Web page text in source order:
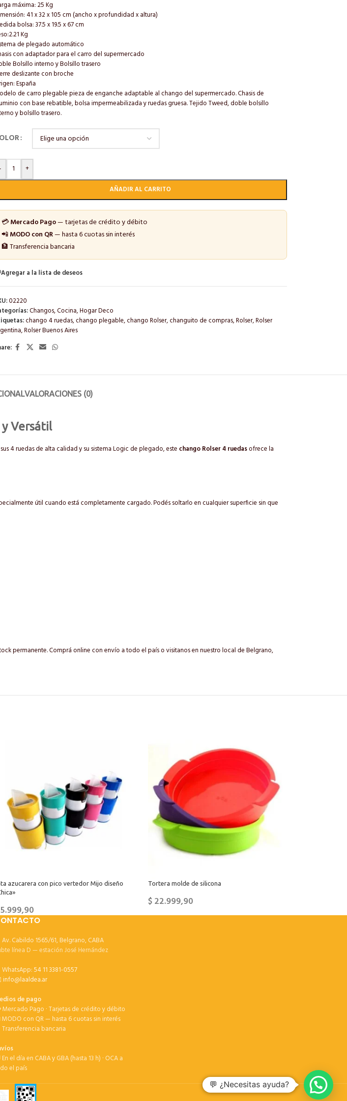
máxima: 25 Kg
41 x 32 x 105 cm (ancho x profundidad x altura)
bolsa: 37.5 x 19.5 x 67 cm
Kg
de plegado automático
con adaptador para el carro del supermercado
Bolsillo interno y Bolsillo trasero
deslizante con broche
España
de carro plegable pieza de enganche adaptable al chango del supermercado. Chasis de
con base rebatible, bolsa impermeabilizada y ruedas gruesa. Tejido Tweed, doble bolsillo
y bolsillo trasero.
+
AÑADIR AL CARRITO
💳Mercado Pago— tarjetas de crédito y débito
📲MODO con QR— hasta 6 cuotas sin interés
🏦 Transferencia bancaria
Agregar a la lista de deseos
02220
Changos,Cocina,Hogar Deco
chango 4 ruedas,chango plegable,chango Rolser,changuito de compras,Rolser,Rolser
,Rolser Buenos Aires
VALORACIONES (0)
y Versátil
4 ruedas de alta calidad y su sistema Logic de plegado, este chango Rolser 4 ruedasofrece la
útil cuando está completamente cargado. Podés soltarlo en cualquier superficie sin que
permanente. Comprá online con envío a todo el país o visitanos en nuestro local de Belgrano,
azucarera con pico vertedor Mijo diseño
5.999,90
Tortera molde de silicona
$22.999,90
Av. Cabildo 1565/61, Belgrano, CABA
línea D — estación José Hernández
WhatsApp:54 11 3381-0557
info@laaldea.ar
de pago
Mercado Pago · Tarjetas de crédito y débito
MODO con QR — hasta 6 cuotas sin interés
Transferencia bancaria
el día en CABA y GBA (hasta 13 h) · OCA a
el país
💬 ¿Necesitas ayuda?